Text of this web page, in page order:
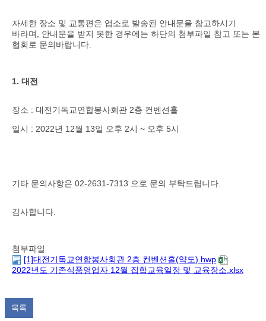
자세한 장소 및 교통편은 업소로 발송된 안내문을 참고하시기
바라며, 안내문을 받지 못한 경우에는 하단의 첨부파일 참고 또는 본
협회로 문의바랍니다.
1. 대전
장소 : 대전기독교연합봉사회관 2층 컨벤션홀
일시 : 2022년 12월 13일 오후 2시 ~ 오후 5시
기타 문의사항은 02-2631-7313 으로 문의 부탁드립니다.
감사합니다.
첨부파일
[1]대전기독교연합봉사회관 2층 컨벤션홀(약도).hwp
2022년도 기존식품영업자 12월 집합교육일정 및 교육장소.xlsx
목록